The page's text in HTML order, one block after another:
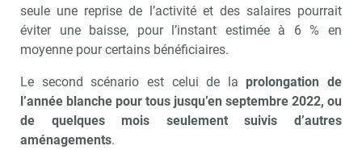
seule une reprise de l’activité et des salaires pourrait
éviter une baisse, pour l’instant estimée à 6 % en
moyenne pour certains bénéficiaires.
Le second scénario est celui de la prolongation de
l’année blanche pour tous jusqu’en septembre 2022, ou
de quelques mois seulement suivis d’autres
aménagements.